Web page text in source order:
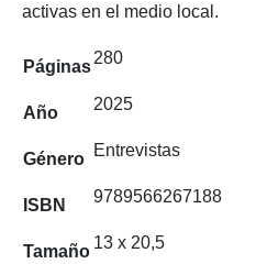
activas en el medio local.
Páginas280
Año 2025
Género Entrevistas
ISBN 9789566267188
Tamaño 13 x 20,5